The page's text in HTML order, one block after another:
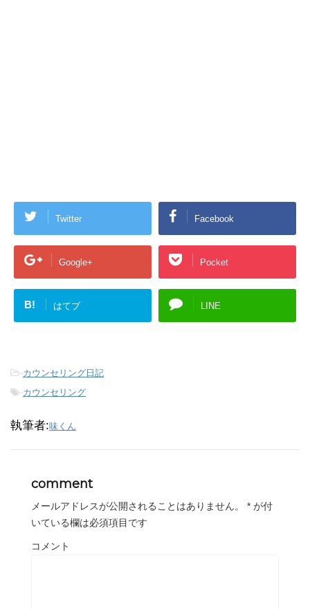
Twitter Facebook
Google+ Pocket
B! はてブ LINE
-カウンセリング日記
-カウンセリング
執筆者:味くん
comment
メールアドレスが公開されることはありません。 * が付
いている欄は必須項目です
コメント